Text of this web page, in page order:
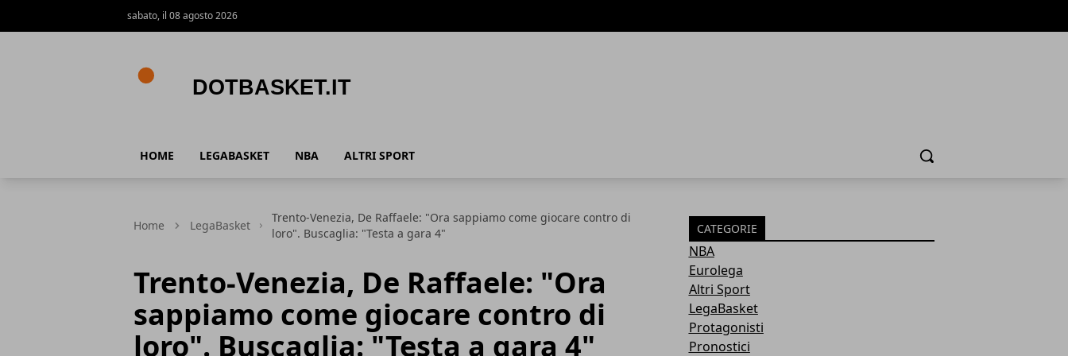
sabato, il 08 agosto 2026
HOME LEGABASKET NBA ALTRI SPORT Cerca
Home LegaBasket
Trento-Venezia, De Raffaele: "Ora sappiamo come giocare contro di
loro". Buscaglia: "Testa a gara 4"
Trento-Venezia, De Raffaele: "Ora
sappiamo come giocare contro di
loro". Buscaglia: "Testa a gara 4"
CATEGORIE
NBA
Eurolega
Altri Sport
LegaBasket
Protagonisti
Pronostici